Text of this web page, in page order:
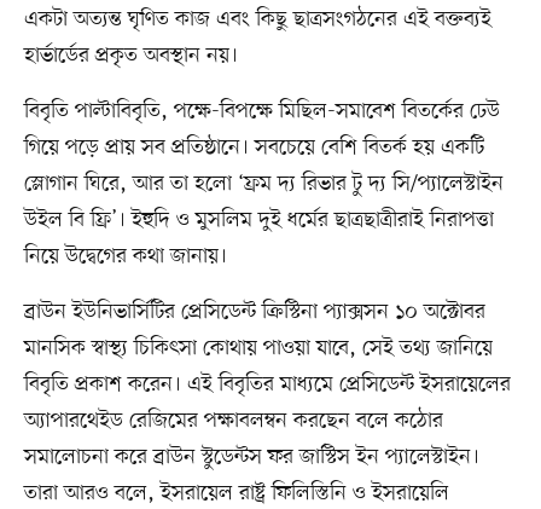
একটা অত্যন্ত ঘৃণিত কাজ এবং কিছু ছাত্রসংগঠনের এই বক্তব্যই
হার্ভার্ডের প্রকৃত অবস্থান নয়।
বিবৃতি পাল্টাবিবৃতি, পক্ষে-বিপক্ষে মিছিল-সমাবেশ বিতর্কের ঢেউ
গিয়ে পড়ে প্রায় সব প্রতিষ্ঠানে। সবচেয়ে বেশি বিতর্ক হয় একটি
স্লোগান ঘিরে, আর তা হলো ‘ফ্রম দ্য রিভার টু দ্য সি/প্যালেস্টাইন
উইল বি ফ্রি’। ইহুদি ও মুসলিম দুই ধর্মের ছাত্রছাত্রীরাই নিরাপত্তা
নিয়ে উদ্বেগের কথা জানায়।
ব্রাউন ইউনিভার্সিটির প্রেসিডেন্ট ক্রিস্টিনা প্যাক্সসন ১০ অক্টোবর
মানসিক স্বাস্থ্য চিকিৎসা কোথায় পাওয়া যাবে, সেই তথ্য জানিয়ে
বিবৃতি প্রকাশ করেন। এই বিবৃতির মাধ্যমে প্রেসিডেন্ট ইসরায়েলের
অ্যাপারথেইড রেজিমের পক্ষাবলম্বন করছেন বলে কঠোর
সমালোচনা করে ব্রাউন স্টুডেন্টস ফর জাস্টিস ইন প্যালেস্টাইন।
তারা আরও বলে, ইসরায়েল রাষ্ট্র ফিলিস্তিনি ও ইসরায়েলি